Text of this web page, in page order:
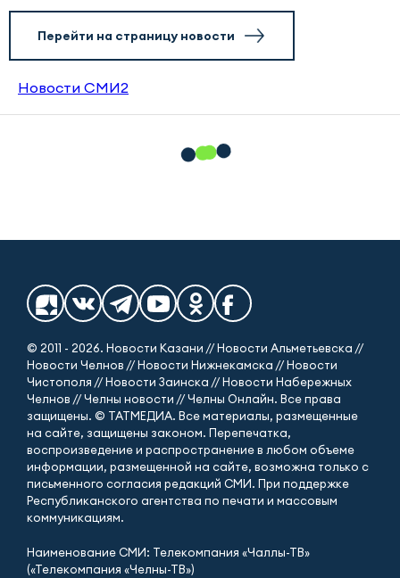
Перейти на страницу новости
Новости СМИ2
© 2011 - 2026. Новости Казани // Новости Альметьевска //
Новости Челнов // Новости Нижнекамска // Новости
Чистополя // Новости Заинска // Новости Набережных
Челнов // Челны новости // Челны Онлайн. Все права
защищены. © ТАТМЕДИА. Все материалы, размещенные
на сайте, защищены законом. Перепечатка,
воспроизведение и распространение в любом объеме
информации, размещенной на сайте, возможна только с
письменного согласия редакций СМИ. При поддержке
Республиканского агентства по печати и массовым
коммуникациям.
Наименование СМИ: Телекомпания «Чаллы-ТВ»
(«Телекомпания «Челны-ТВ»)